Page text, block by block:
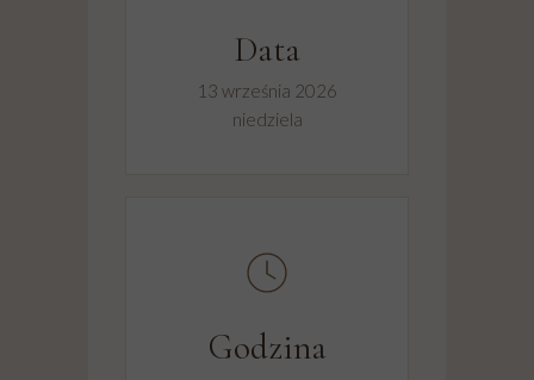
Data
13 września 2026
niedziela
Godzina